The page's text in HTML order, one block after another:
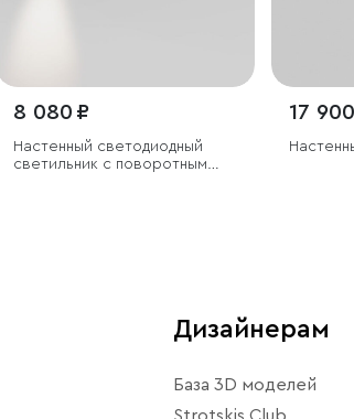
8 080 ₽
Настенный светодиодный
светильник с поворотным
17
Дизайнерам
База 3D моделей
Strotskis Club